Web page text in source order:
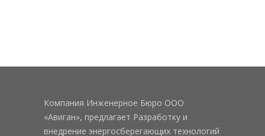
Компания Инженерное Бюро ООО
«Авиган», предлагает Разработку и
внедрение энергосберегающих технологий